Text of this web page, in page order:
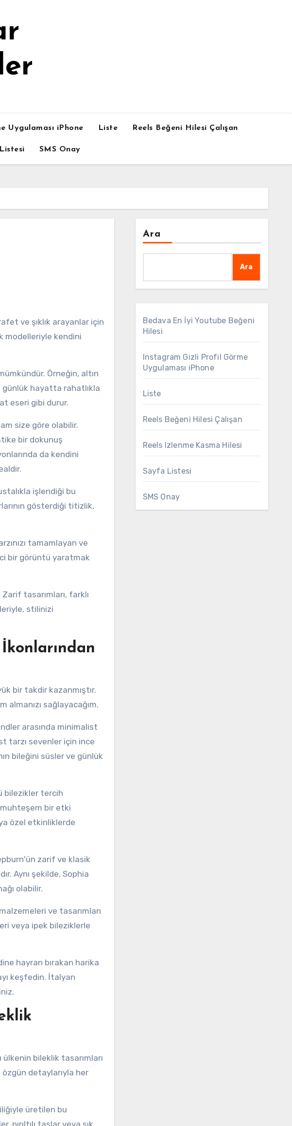
Uygulaması iPhone Liste Reels Beğeni Hilesi Çalışan
SMS Onay
modelleriyle kendini
Örneğin, altın
hayatta rahatlıkla
eseri gibi durur.
size göre olabilir.
bir dokunuş
da kendini
işlendiği bu
gösterdiği titizlik,
tamamlayan ve
bir görüntü yaratmak
tasarımları, farklı
stilinizi
bir takdir kazanmıştır.
almanızı sağlayacağım.
arasında minimalist
tarzı sevenler için ince
bileğini süsler ve günlük
bilezikler tercih
bir etki
özel etkinliklerde
zarif ve klasik
Aynı şekilde, Sophia
olabilir.
ve tasarımları
veya ipek bileziklerle
hayran bırakan harika
keşfedin. İtalyan
bileklik tasarımları
özgün detaylarıyla her
üretilen bu
pırıltılı taşlar veya şık
Ara
Ara
Bedava En İyi Youtube Beğeni
Hilesi
Instagram Gizli Profil Görme
Uygulaması iPhone
Liste
Reels Beğeni Hilesi Çalışan
Reels Izlenme Kasma Hilesi
Sayfa Listesi
SMS Onay